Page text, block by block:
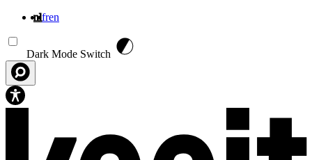
nlfren
Dark Mode Switch